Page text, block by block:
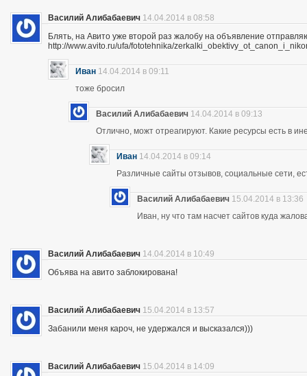
Василий Алибабаевич 14.04.2014 в 08:58
Блять, на Авито уже второй раз жалобу на объявление
http://www.avito.ru/ufa/fototehnika/
Иван 14.04.2014 в 09:11
тоже бросил
Василий Алибабаевич 14.04.2014 в 09:13
Отлично, можт отреагируют. Какие ресурсы есть в
Иван 14.04.2014 в 09:14
Различные сайты отзывов, социальные сети,
Василий Алибабаевич 15.04.2014 в 13:36
Иван, ну что там насчет сайтов куда
Василий Алибабаевич 14.04.2014 в 10:49
Объява на авито заблокирована!
Василий Алибабаевич 15.04.2014 в 13:57
Забанили меня кароч, не удержался и высказался)))
Василий Алибабаевич 15.04.2014 в 14:09